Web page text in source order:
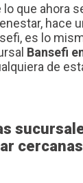
lo que ahora
hace
es lo
Bansefi
de